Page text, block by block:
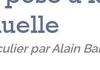
par Alain